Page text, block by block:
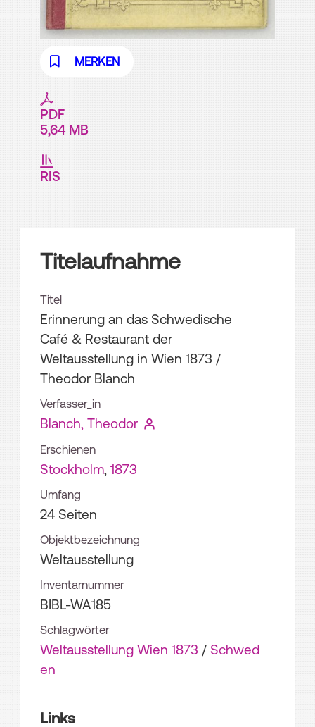
MERKEN
PDF
5,64 MB
RIS
Titelaufnahme
Titel
Erinnerung an das Schwedische
Café & Restaurant der
Weltausstellung in Wien 1873 /
Theodor Blanch
Verfasser_in
Blanch, Theodor
Erschienen
Stockholm, 1873
Umfang
24 Seiten
Objektbezeichnung
Weltausstellung
Inventarnummer
BIBL-WA185
Schlagwörter
Weltausstellung Wien 1873 / Schwed
en
Links